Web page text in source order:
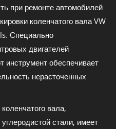
при ремонте автомобилей
коленчатого вала VW
Специально
двигателей
инструмент обеспечивает
нерасточенных
вала,
стали, имеет